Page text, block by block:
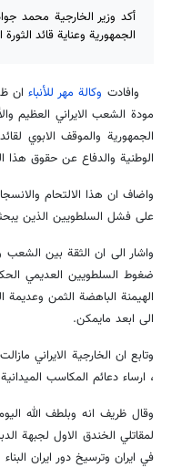
أكد وزير الخارجية محمد
الجمهورية وعناية قائد
وافادت وكالة مهر للأنباء ان
مودة الشعب الايراني العظيم
الجمهورية والموقف الابوي
الوطنية والدفاع عن حقوق هذا
واضاف ان هذا الالتحام
على فشل السلطويين الذين
واشار الى ان الثقة بين الشعب
ضغوط السلطويين العديمي
الهيمنة الباهضة الثمن
الى ابعد مايمكن.
وتابع ان الخارجية الايراني
، ارساء دعائم المكاسب
وقال ظريف انه وبلطف الله
لمقاتلي الخندق الاول لجبهة
في ايران وترسيخ دور ايران